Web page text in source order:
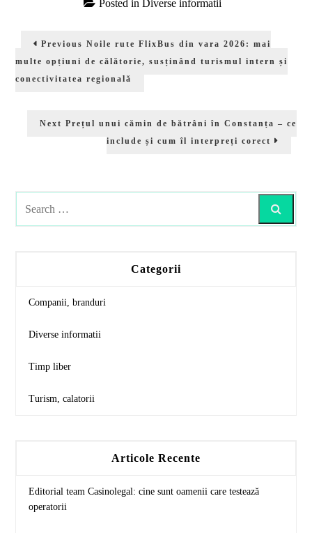
Posted in Diverse informatii
în
articole
Previous Previous
Noile rute FlixBus din vara 2026: mai
multe opțiuni de călătorie, susținând turismul intern și
conectivitatea regională
Next Next
Prețul unui cămin de bătrâni în Constanța – ce
include și cum îl interpreți corect
Categorii
Companii, branduri
Diverse informatii
Timp liber
Turism, calatorii
Articole Recente
Editorial team Casinolegal: cine sunt oamenii care testează
operatorii